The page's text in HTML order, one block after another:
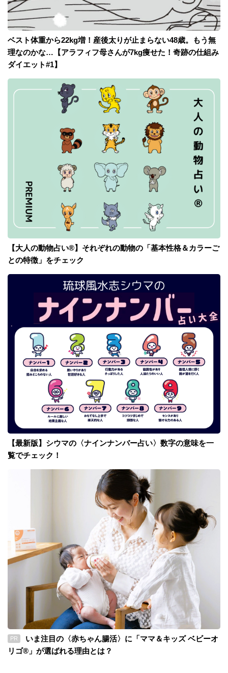
ベスト体重から22kg増！産後太りが止まらない48歳。もう無
理なのかな…【アラフィフ母さんが7kg痩せた！奇跡の仕組み
ダイエット#1】
【大人の動物占い®】それぞれの動物の「基本性格＆カラーご
との特徴」をチェック
【最新版】シウマの〈ナインナンバー占い〉数字の意味を一
覧でチェック！
PR
いま注目の〈赤ちゃん腸活〉に「ママ＆キッズ ベビーオ
リゴ®」が選ばれる理由とは？